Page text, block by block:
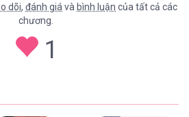
Đỏ Không Tàn [...] – Chap 31
dõi, đánh giá và bình luận của tất cả các
chương.
1